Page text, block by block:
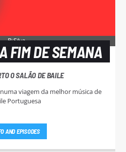
FIM DE SEMANA
O SALÃO DE BAILE
viagem da melhor música de
Portuguesa
AND EPISODES